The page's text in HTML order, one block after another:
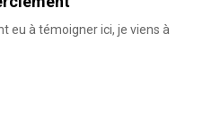
eu à témoigner ici, je viens à